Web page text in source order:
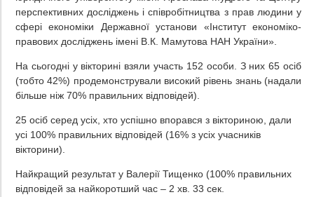
перспективних досліджень і співробітництва з прав людини у
сфері економіки Державної установи «Інститут економіко-
правових досліджень імені В.К. Мамутова НАН України».
На сьогодні у вікторині взяли участь 152 особи. З них 65 осіб
(тобто 42%) продемонстрували високий рівень знань (надали
більше ніж 70% правильних відповідей).
25 осіб серед усіх, хто успішно впорався з вікториною, дали
усі 100% правильних відповідей (16% з усіх учасників
вікторини).
Найкращий результат у Валерії Тищенко (100% правильних
відповідей за найкоротший час – 2 хв. 33 сек.